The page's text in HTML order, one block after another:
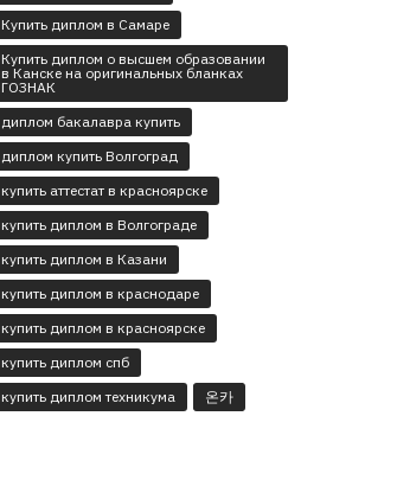
Купить диплом в Самаре
Купить диплом о высшем образовании
в Канске на оригинальных бланках
ГОЗНАК
диплом бакалавра купить
диплом купить Волгоград
купить аттестат в красноярске
купить диплом в Волгограде
купить диплом в Казани
купить диплом в краснодаре
купить диплом в красноярске
купить диплом спб
купить диплом техникума
온카